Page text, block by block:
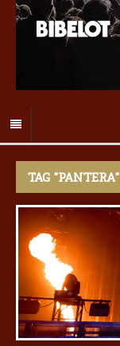
TAG "PANTERA"